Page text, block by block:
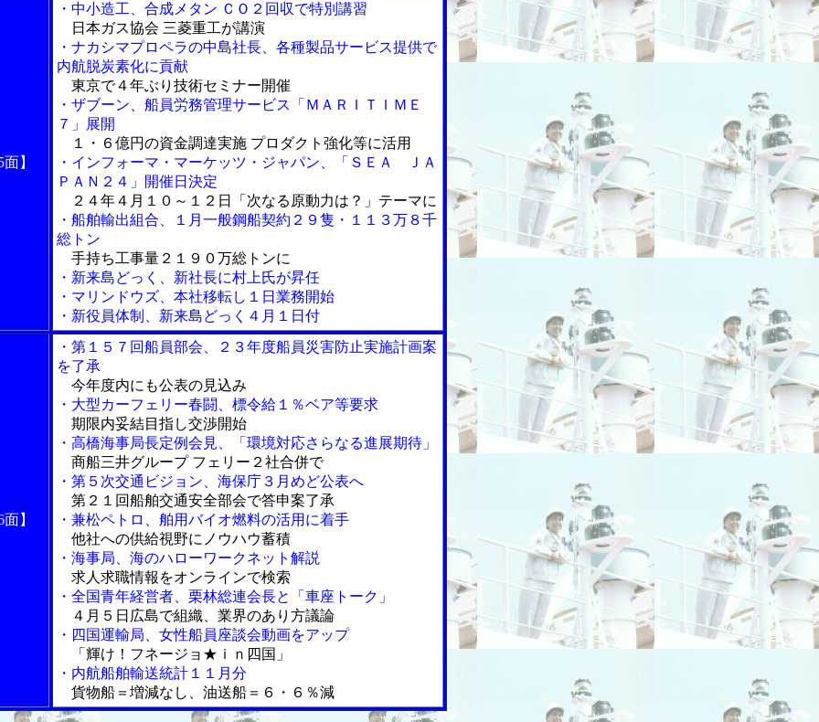
】
・中小造工、合成メタン ＣＯ２回収で特別講習
日本ガス協会 三菱重工が講演
・ナカシマプロペラの中島社長、各種製品サービス提供で
内航脱炭素化に貢献
東京で４年ぶり技術セミナー開催
・ザブーン、船員労務管理サービス「ＭＡＲＩＴＩＭＥ
７」展開
１・６億円の資金調達実施 プロダクト強化等に活用
・インフォーマ・マーケッツ・ジャパン、「ＳＥＡ ＪＡ
ＰＡＮ２４」開催日決定
２４年４月１０～１２日「次なる原動力は？」テーマに
・船舶輸出組合、１月一般鋼船契約２９隻・１１３万８千
総トン
手持ち工事量２１９０万総トンに
・新来島どっく、新社長に村上氏が昇任
・マリンドウズ、本社移転し１日業務開始
・新役員体制、新来島どっく４月１日付
】
・第１５７回船員部会、２３年度船員災害防止実施計画案
を了承
今年度内にも公表の見込み
・大型カーフェリー春闘、標令給１％ベア等要求
期限内妥結目指し交渉開始
・高橋海事局長定例会見、「環境対応さらなる進展期待」
商船三井グループ フェリー２社合併で
・第５次交通ビジョン、海保庁３月めど公表へ
第２１回船舶交通安全部会で答申案了承
・兼松ペトロ、舶用バイオ燃料の活用に着手
他社への供給視野にノウハウ蓄積
・海事局、海のハローワークネット解説
求人求職情報をオンラインで検索
・全国青年経営者、栗林総連会長と「車座トーク」
４月５日広島で組織、業界のあり方議論
・四国運輸局、女性船員座談会動画をアップ
「輝け！フネージョ★ｉｎ四国」
・内航船舶輸送統計１１月分
貨物船＝増減なし、油送船＝６・６％減